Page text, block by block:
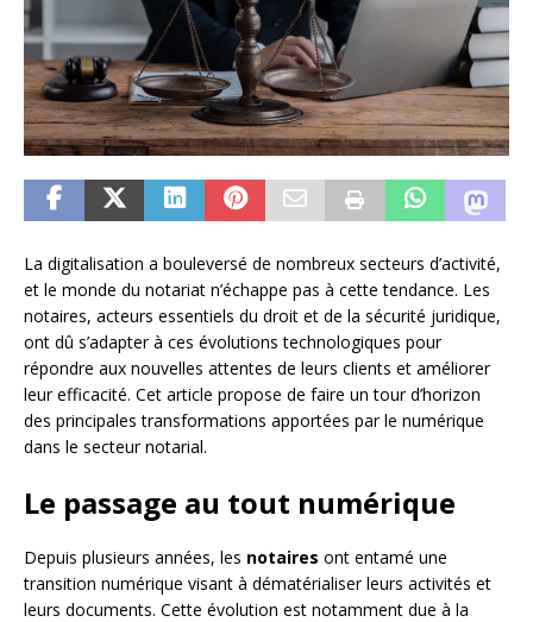
La digitalisation a bouleversé de nombreux secteurs d’activité,
et le monde du notariat n’échappe pas à cette tendance. Les
notaires, acteurs essentiels du droit et de la sécurité juridique,
ont dû s’adapter à ces évolutions technologiques pour
répondre aux nouvelles attentes de leurs clients et améliorer
leur efficacité. Cet article propose de faire un tour d’horizon
des principales transformations apportées par le numérique
dans le secteur notarial.
Le passage au tout numérique
Depuis plusieurs années, les notaires ont entamé une
transition numérique visant à dématérialiser leurs activités et
leurs documents. Cette évolution est notamment due à la